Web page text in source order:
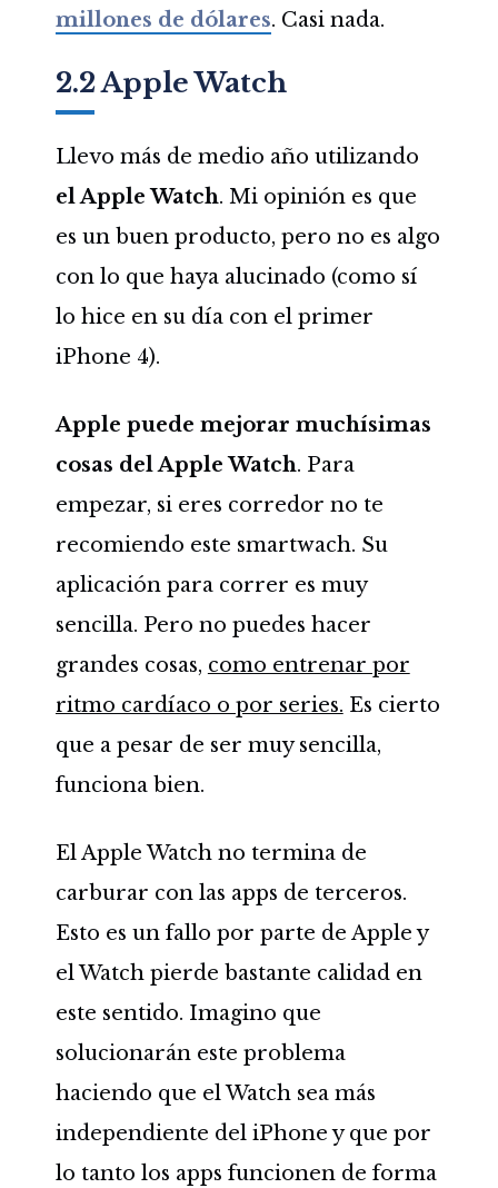
millones de dólares. Casi nada.
2.2 Apple Watch
Llevo más de medio año utilizando
el Apple Watch. Mi opinión es que
es un buen producto, pero no es algo
con lo que haya alucinado (como sí
lo hice en su día con el primer
iPhone 4).
Apple puede mejorar muchísimas
cosas del Apple Watch. Para
empezar, si eres corredor no te
recomiendo este smartwach. Su
aplicación para correr es muy
sencilla. Pero no puedes hacer
grandes cosas, como entrenar por
ritmo cardíaco o por series. Es cierto
que a pesar de ser muy sencilla,
funciona bien.
El Apple Watch no termina de
carburar con las apps de terceros.
Esto es un fallo por parte de Apple y
el Watch pierde bastante calidad en
este sentido. Imagino que
solucionarán este problema
haciendo que el Watch sea más
independiente del iPhone y que por
lo tanto los apps funcionen de forma